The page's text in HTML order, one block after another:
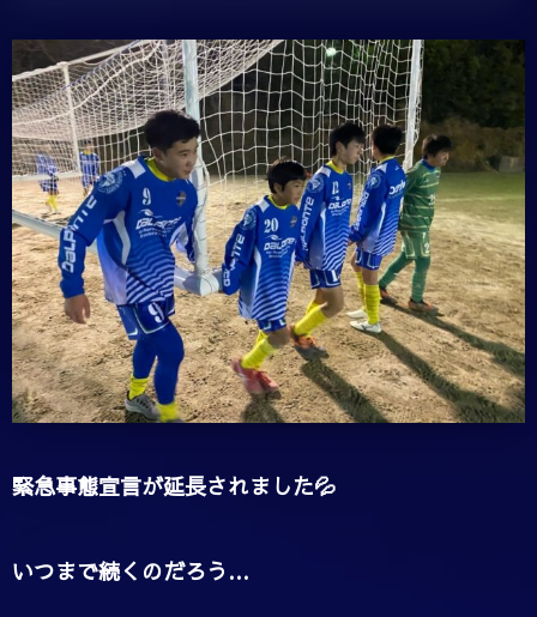
緊急事態宣言が延長されました💦
いつまで続くのだろう…